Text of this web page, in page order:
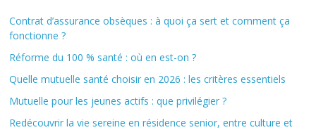
Contrat d’assurance obsèques : à quoi ça sert et comment ça
fonctionne ?
Réforme du 100 % santé : où en est-on ?
Quelle mutuelle santé choisir en 2026 : les critères essentiels
Mutuelle pour les jeunes actifs : que privilégier ?
Redécouvrir la vie sereine en résidence senior, entre culture et